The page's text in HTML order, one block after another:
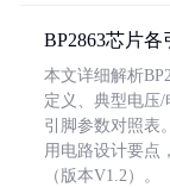
BP2863芯片各
本文详细解析
定义、典型电压
引脚参数对照表
用电路设计要点
（版本V1.2）。